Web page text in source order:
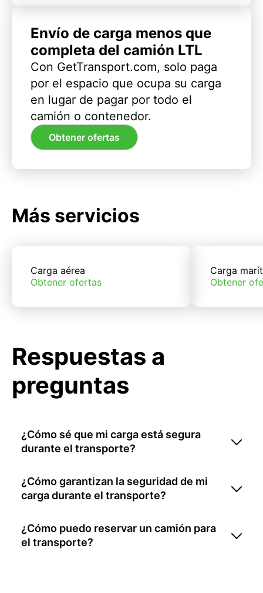
Envío de carga menos que
completa del camión LTL
Con GetTransport.com, solo paga
por el espacio que ocupa su carga
en lugar de pagar por todo el
camión o contenedor.
Obtener ofertas
Más servicios
Carga aérea
Obtener ofertas
Carga
Obtener
Respuestas a
preguntas
¿Cómo sé que mi carga está segura
durante el transporte?
¿Cómo garantizan la seguridad de mi
carga durante el transporte?
¿Cómo puedo reservar un camión para
el transporte?